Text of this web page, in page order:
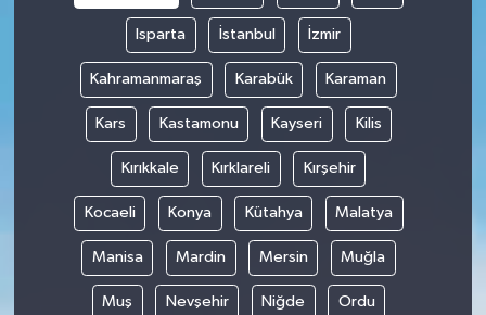
Isparta İstanbul İzmir
Kahramanmaraş Karabük Karaman
Kars Kastamonu Kayseri Kilis
Kırıkkale Kırklareli Kırşehir
Kocaeli Konya Kütahya Malatya
Manisa Mardin Mersin Muğla
Muş Nevşehir Niğde Ordu